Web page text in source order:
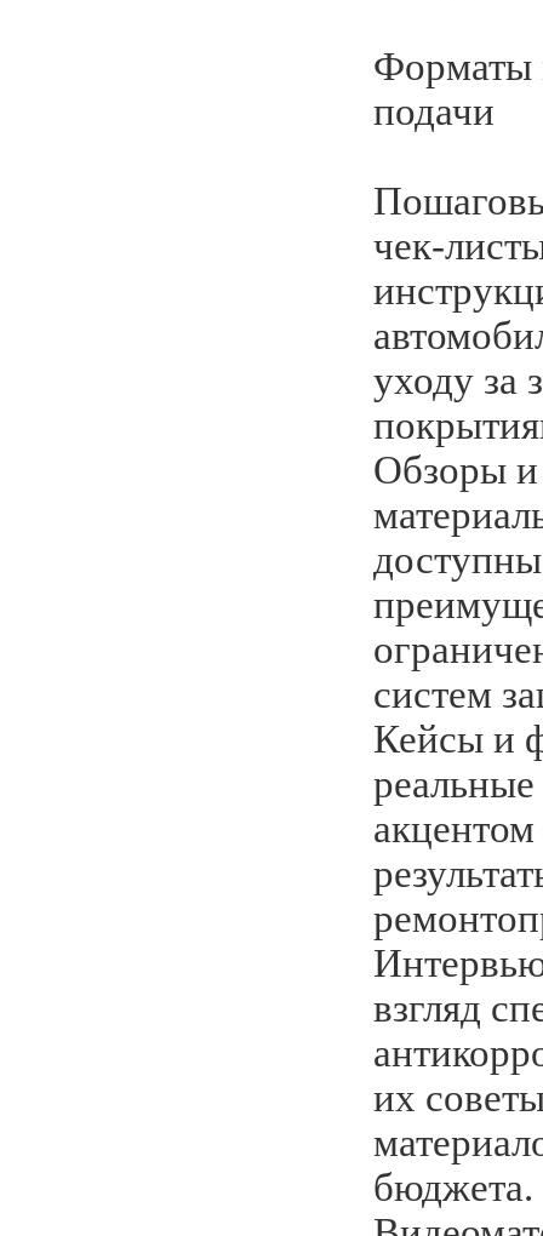
Форматы
подачи
чек-
уходу за
Обзоры и
систем
Кейсы и
взгляд
их
бюджета.